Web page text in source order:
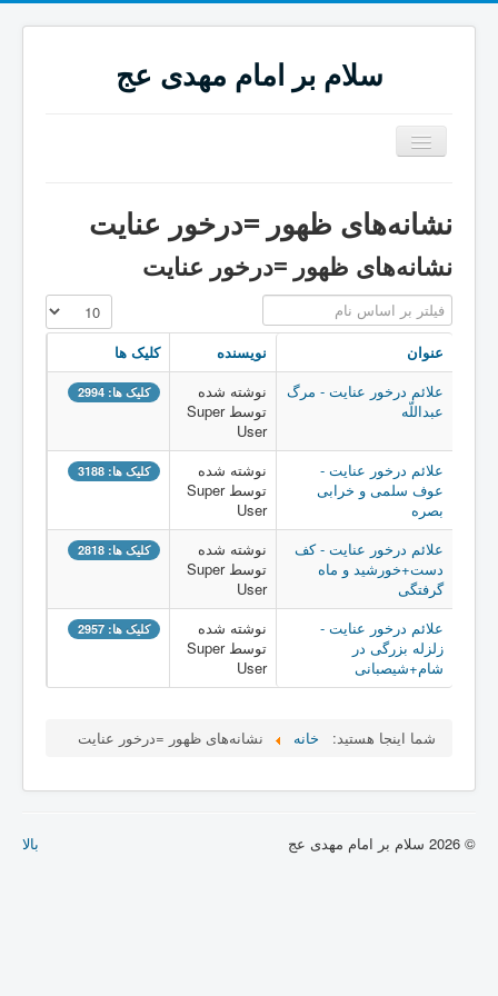
سلام بر امام مهدی عج
تغییر
وضعیت
نشانه‌های ظهور
نشانه‌های ظهور =قابل توجّه
نشانه‌های ظهور =درخور عنایت
نشانه‌های حتّمی ظهور
ddddd12
ALAEMZOHOOR
ddddd12 ها
دانلود ۲۶ماه انتظار با علائم ظهور
خراسانی
خروج یمانی در کتاب آیتی
نشانه‌های ظهور =درخور عنایت
نشانه‌های ظهور =درخور عنایت
فیلتر بر اساس نام نمایش #
عنوان نویسنده
کلیک ها
علائم درخور عنایت - مرگ
عبداللّه
نوشته شده
توسط Super
User
کلیک ها: 2994
علائم درخور عنایت -
عوف سلمی و خرابی
بصره
نوشته شده
توسط Super
User
کلیک ها: 3188
علائم درخور عنایت - کف
دست+خورشید و ماه
گرفتگی
نوشته شده
توسط Super
User
کلیک ها: 2818
علائم درخور عنایت -
زلزله بزرگی در
شام+شیصبانی
نوشته شده
توسط Super
User
کلیک ها: 2957
شما اینجا هستید: خانه نشانه‌های ظهور =درخور عنایت
بالا © 2026 سلام بر امام مهدی عج